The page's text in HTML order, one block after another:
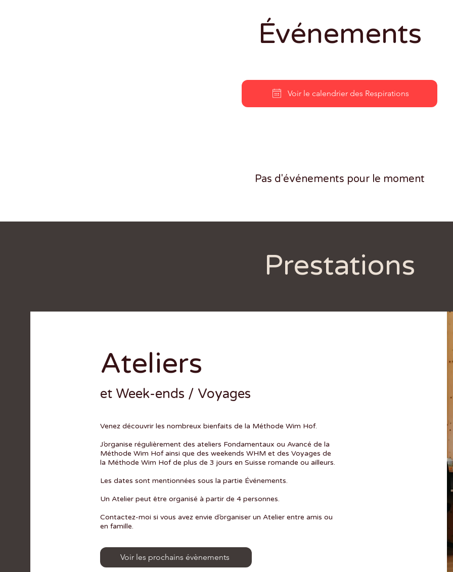
Événements
Voir le calendrier des Respirations
Pas d'événements pour le moment
Prestations
Ateliers
et Week-ends / Voyages
Venez découvrir les nombreux bienfaits de la Méthode Wim Hof.
J’organise régulièrement des ateliers Fondamentaux ou Avancé de la
Méthode Wim Hof ainsi que des weekends WHM et des Voyages de
la Méthode Wim Hof de plus de 3 jours en Suisse romande ou ailleurs.
Les dates sont mentionnées sous la partie Événements.
Un Atelier peut être organisé à partir de 4 personnes.
Contactez-moi si vous avez envie d’organiser un Atelier entre amis ou
en famille.
Voir les prochains évènements